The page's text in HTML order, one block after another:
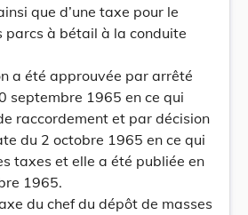
que d’une taxe pour le
parcs à bétail à la conduite
a été approuvée par arrêté
septembre 1965 en ce qui
raccordement et par décision
du 2 octobre 1965 en ce qui
taxes et elle a été publiée en
1965.
du chef du dépôt de masses